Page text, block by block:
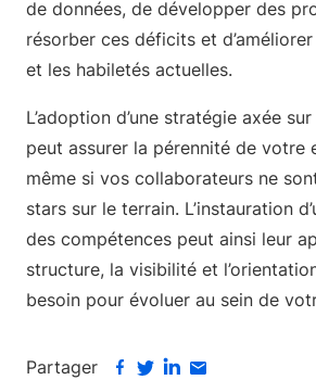
de données, de développer des
résorber ces déficits et
et les habiletés actuelles.
L’adoption d’une stratégie axée
peut assurer la pérennité de votre
même si vos collaborateurs ne
stars sur le terrain. L’instauration
des compétences peut ainsi leur
structure, la visibilité et
besoin pour évoluer au sein de
Partager